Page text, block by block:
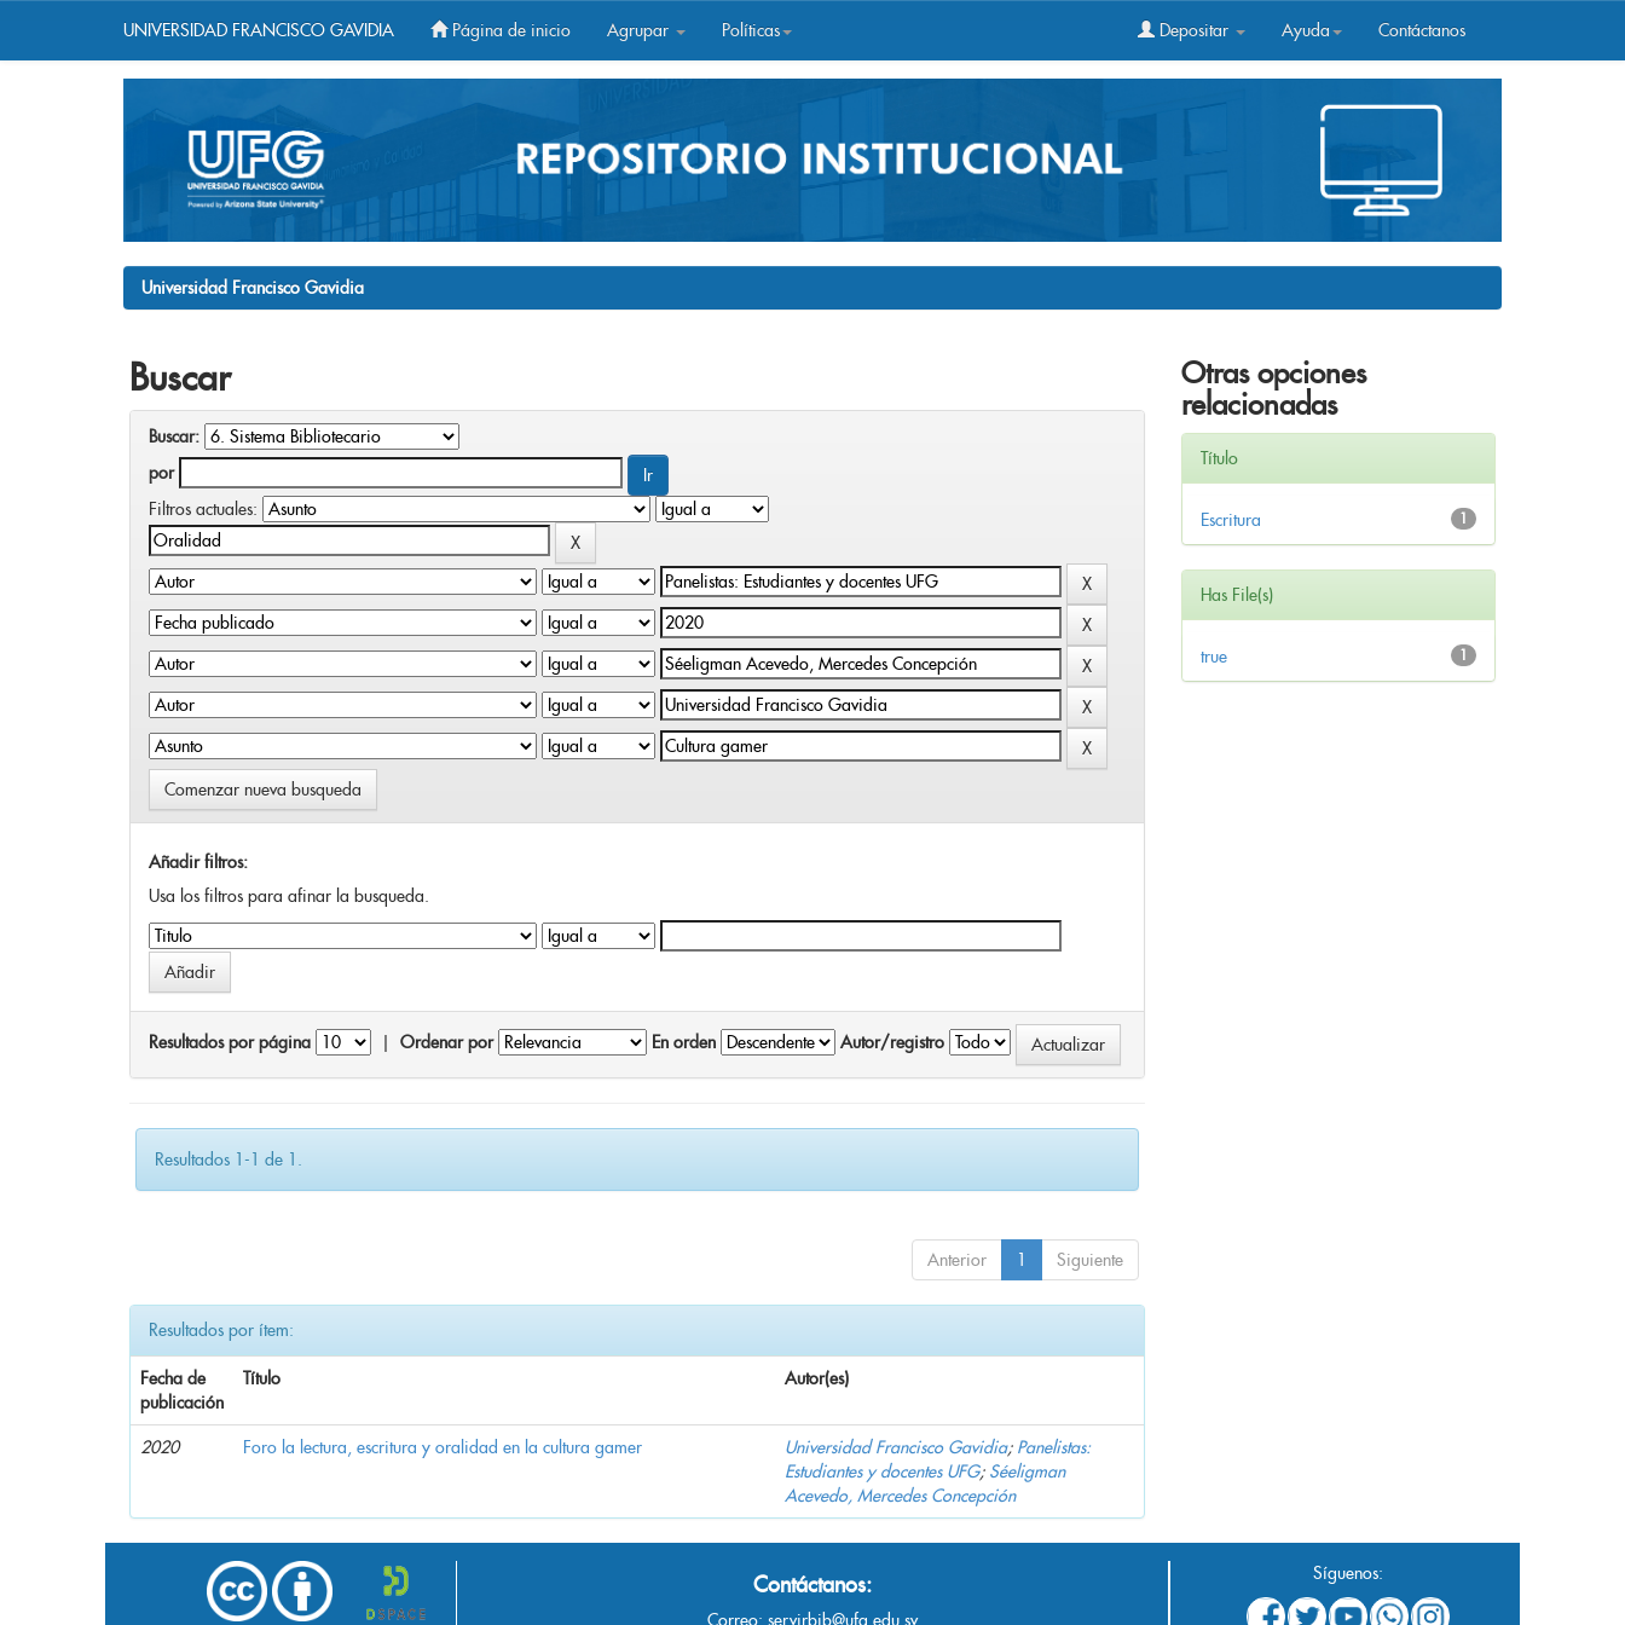
UNIVERSIDAD FRANCISCO GAVIDIA Página de inicio Agrupar Políticas Depositar Ayuda Contáctanos
Universidad Francisco Gavidia
Buscar
Buscar:
por
Filtros actuales:
Comenzar nueva busqueda
Añadir filtros:
Usa los filtros para afinar la busqueda.
Resultados por página Ordenar por En orden Autor/registro
Resultados 1-1 de 1.
Anterior 1 Siguiente
Resultados por ítem:
Fecha de
publicación
Título Autor(es)
2020 Foro la lectura, escritura y oralidad en la cultura gamer Universidad Francisco Gavidia; Panelistas:
Estudiantes y docentes UFG; Séeligman
Acevedo, Mercedes Concepción
Otras opciones
relacionadas
Título
1
Escritura
Has File(s)
1
true
Contáctanos:
Correo: servirbib@ufg.edu.sv
Síguenos: